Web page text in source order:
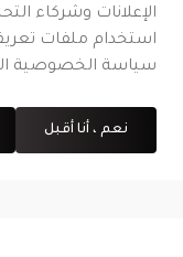
رقم شهادة التوثيق على
الإعلانات وشركاء
استخدام ملفات تعريف
سياسة الخصوصية
نعم ، أنا أقبل